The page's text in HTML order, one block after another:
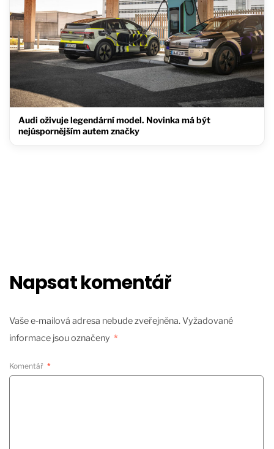
Audi oživuje legendární model. Novinka má být
nejúspornějším autem značky
Napsat komentář
Vaše e-mailová adresa nebude zveřejněna.Vyžadované
informace jsou označeny *
Komentář *